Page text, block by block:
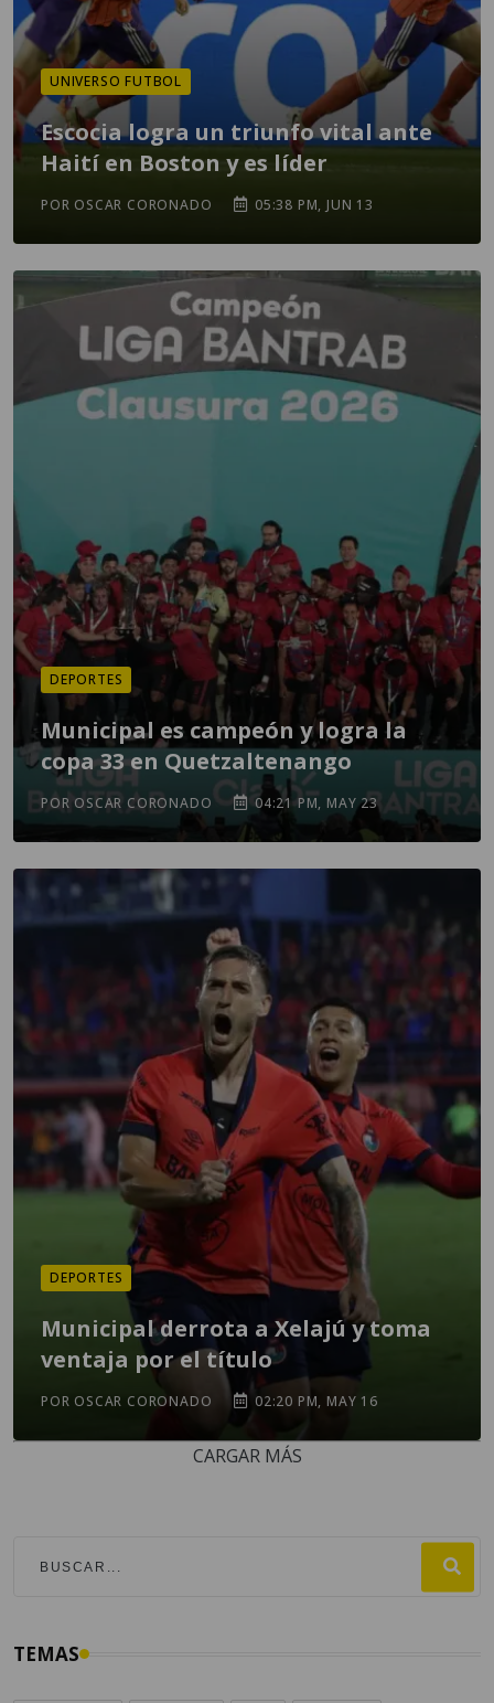
UNIVERSO FUTBOL
Escocia logra un triunfo vital ante
Haití en Boston y es líder
POR OSCAR CORONADO 05:38 PM, JUN 13
DEPORTES
Municipal es campeón y logra la
copa 33 en Quetzaltenango
POR OSCAR CORONADO 04:21 PM, MAY 23
DEPORTES
Municipal derrota a Xelajú y toma
ventaja por el título
POR OSCAR CORONADO 02:20 PM, MAY 16
CARGAR MÁS
TEMAS